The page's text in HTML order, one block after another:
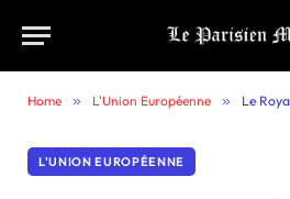
Home » L'Union Européenne » Le Royaume-
L'UNION EUROPÉENNE